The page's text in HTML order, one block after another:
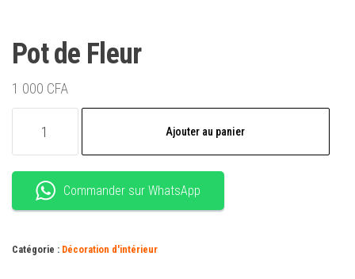
Pot de Fleur
1 000 CFA
Fleur
Ajouter au panier
Commander sur WhatsApp
Catégorie : Décoration d'intérieur